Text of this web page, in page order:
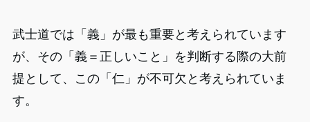
武士道では「義」が最も重要と考えられています
が、その「義＝正しいこと」を判断する際の大前
提として、この「仁」が不可欠と考えられていま
す。